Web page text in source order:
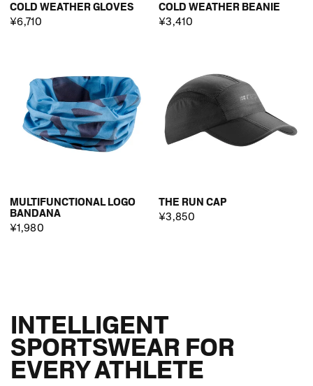
COLD WEATHER GLOVES
¥6,710
COLD WEATHER BEANIE
¥3,410
MULTIFUNCTIONAL LOGO
BANDANA
¥1,980
THE RUN CAP
¥3,850
INTELLIGENT
SPORTSWEAR FOR
EVERY ATHLETE